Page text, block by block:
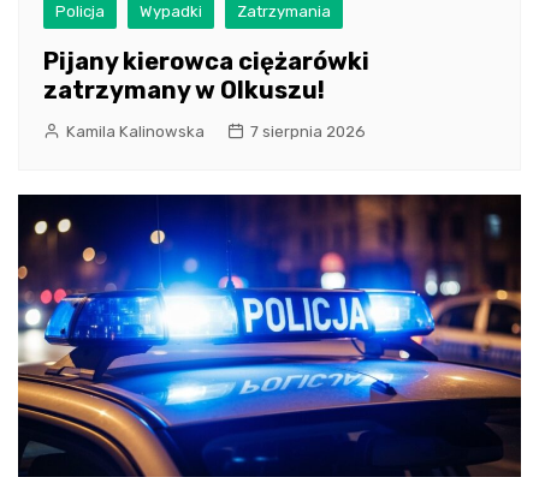
Policja Wypadki Zatrzymania
Pijany kierowca ciężarówki
zatrzymany w Olkuszu!
Kamila Kalinowska 7 sierpnia 2026